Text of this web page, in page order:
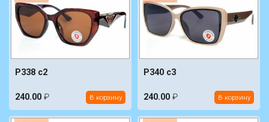
P338 c2
240.00 ₽ В корзину
P340 c3
240.00 ₽ В корзину